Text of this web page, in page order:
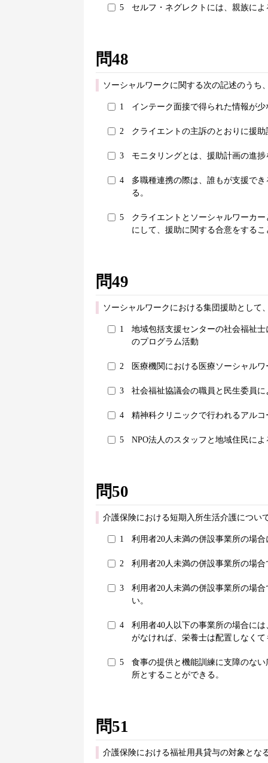
5 セルフ・ネグレクトには、親族に
問48
ソーシャルワークに関する次の記述のうち
1 インテーク面接で得られた情報が
2 クライエントの主訴のとおりに援
3 モニタリングとは、援助計画の進
4
多職種連携の際は、誰もが支援で
る。
5
クライエントとソーシャルワーカ
にして、援助に関する合意をするこ
問49
ソーシャルワークにおける集団援助として
1
地域包括支援センターの社会福祉
のプログラム活動
2 医療機関における医療ソーシャル
3 社会福祉協議会の職員と民生委員
4 精神科クリニックで行われるアル
5 NPO法人のスタッフと地域住民に
問50
介護保険における短期入所生活介護につい
1 利用者20人未満の併設事業所の場
2 利用者20人未満の併設事業所の場
3
利用者20人未満の併設事業所の場
い。
4
利用者40人以下の事業所の場合に
がなければ、栄養士は配置しなくて
5
食事の提供と機能訓練に支障のな
所とすることができる。
問51
介護保険における福祉用具貸与の対象とな